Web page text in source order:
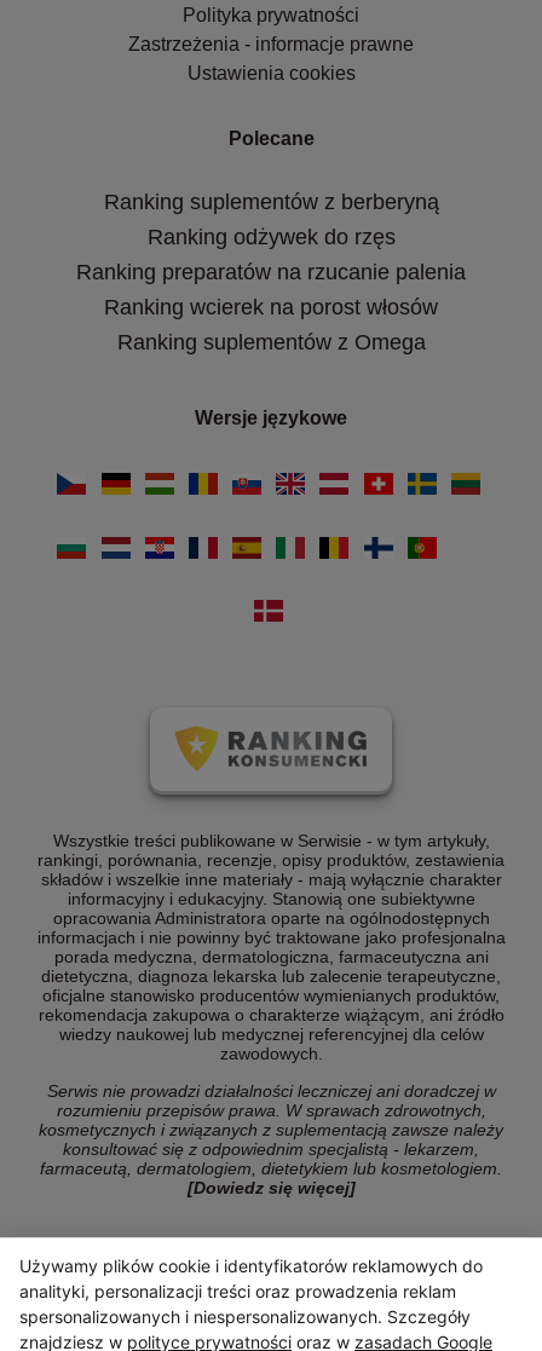
Polityka prywatności
Zastrzeżenia - informacje prawne
Ustawienia cookies
Polecane
Ranking suplementów z berberyną
Ranking odżywek do rzęs
Ranking preparatów na rzucanie palenia
Ranking wcierek na porost włosów
Ranking suplementów z Omega
Wersje językowe
Wszystkie treści publikowane w Serwisie - w tym artykuły,
rankingi, porównania, recenzje, opisy produktów, zestawienia
składów i wszelkie inne materiały - mają wyłącznie charakter
informacyjny i edukacyjny. Stanowią one subiektywne
opracowania Administratora oparte na ogólnodostępnych
informacjach i nie powinny być traktowane jako profesjonalna
porada medyczna, dermatologiczna, farmaceutyczna ani
dietetyczna, diagnoza lekarska lub zalecenie terapeutyczne,
oficjalne stanowisko producentów wymienianych produktów,
rekomendacja zakupowa o charakterze wiążącym, ani źródło
wiedzy naukowej lub medycznej referencyjnej dla celów
zawodowych.
Serwis nie prowadzi działalności leczniczej ani doradczej w
rozumieniu przepisów prawa. W sprawach zdrowotnych,
kosmetycznych i związanych z suplementacją zawsze należy
konsultować się z odpowiednim specjalistą - lekarzem,
farmaceutą, dermatologiem, dietetykiem lub kosmetologiem.
[Dowiedz się więcej]
© Copyright 2026 ranking-konsumencki.pl
Używamy plików cookie i identyfikatorów reklamowych do
analityki, personalizacji treści oraz prowadzenia reklam
spersonalizowanych i niespersonalizowanych. Szczegóły
znajdziesz w polityce prywatności oraz w zasadach Google